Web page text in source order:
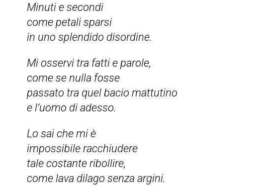
Minuti e secondi
come petali sparsi
in uno splendido disordine.
Mi osservi tra fatti e parole,
come se nulla fosse
passato tra quel bacio mattutino
e l’uomo di adesso.
Lo sai che mi è
impossibile racchiudere
tale costante ribollire,
come lava dilago senza argini.